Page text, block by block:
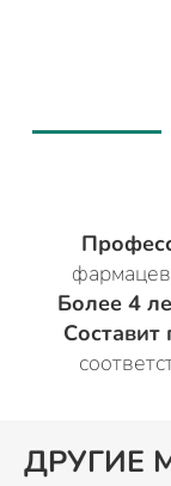
Более 4
ДРУГИЕ